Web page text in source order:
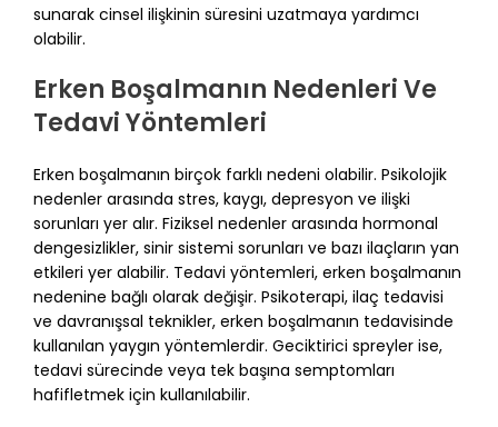
sunarak cinsel ilişkinin süresini uzatmaya yardımcı
olabilir.
Erken Boşalmanın Nedenleri Ve
Tedavi Yöntemleri
Erken boşalmanın birçok farklı nedeni olabilir. Psikolojik
nedenler arasında stres, kaygı, depresyon ve ilişki
sorunları yer alır. Fiziksel nedenler arasında hormonal
dengesizlikler, sinir sistemi sorunları ve bazı ilaçların yan
etkileri yer alabilir. Tedavi yöntemleri, erken boşalmanın
nedenine bağlı olarak değişir. Psikoterapi, ilaç tedavisi
ve davranışsal teknikler, erken boşalmanın tedavisinde
kullanılan yaygın yöntemlerdir. Geciktirici spreyler ise,
tedavi sürecinde veya tek başına semptomları
hafifletmek için kullanılabilir.